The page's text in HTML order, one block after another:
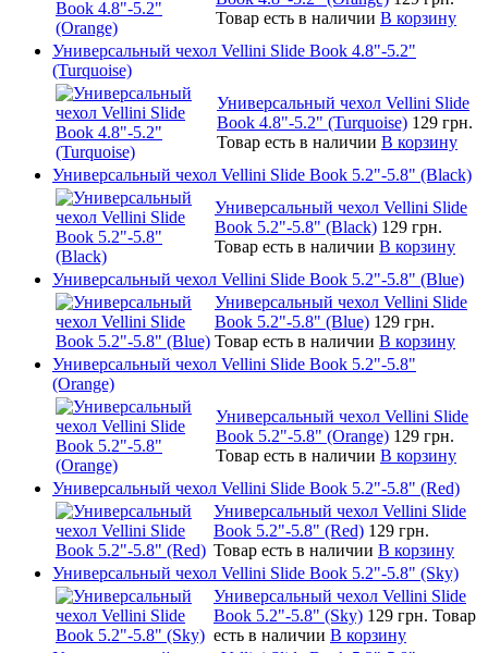
Товар есть в наличии В корзину
Универсальный чехол Vellini Slide Book 4.8"-5.2"
(Turquoise)
Универсальный чехол Vellini Slide
Book 4.8"-5.2" (Turquoise) 129 грн.
Товар есть в наличии В корзину
Универсальный чехол Vellini Slide Book 5.2"-5.8" (Black)
Универсальный чехол Vellini Slide
Book 5.2"-5.8" (Black) 129 грн.
Товар есть в наличии В корзину
Универсальный чехол Vellini Slide Book 5.2"-5.8" (Blue)
Универсальный чехол Vellini Slide
Book 5.2"-5.8" (Blue) 129 грн.
Товар есть в наличии В корзину
Универсальный чехол Vellini Slide Book 5.2"-5.8"
(Orange)
Универсальный чехол Vellini Slide
Book 5.2"-5.8" (Orange) 129 грн.
Товар есть в наличии В корзину
Универсальный чехол Vellini Slide Book 5.2"-5.8" (Red)
Универсальный чехол Vellini Slide
Book 5.2"-5.8" (Red) 129 грн.
Товар есть в наличии В корзину
Универсальный чехол Vellini Slide Book 5.2"-5.8" (Sky)
Универсальный чехол Vellini Slide
Book 5.2"-5.8" (Sky) 129 грн. Товар
есть в наличии В корзину